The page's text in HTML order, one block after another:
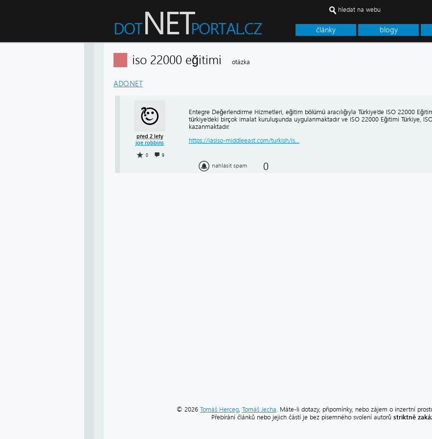
články blogy
hledat na webu
iso 22000 eğitimi otázka
ADO.NET
před 2 lety
joe robbins
0 9
Entegre Değerlendirme Hizmetleri, eğitim bölümü aracılığıyla Türkiye’de ISO 22000
türkiye’deki birçok imalat kuruluşunda uygulanmaktadır ve ISO 22000 Eğitimi Türkiye,
kazanmaktadır.
https://iasiso-middleeast.com/turkish/is...
nahlásit spam 0
© 2026 Tomáš Herceg, Tomáš Jecha. Máte-li dotazy, připomínky, nebo zájem o inzertní
Přebírání článků nebo jejich částí je bez písemného svolení autorů striktně